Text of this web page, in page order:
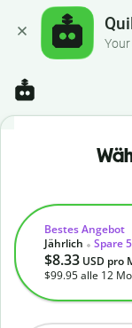
Bestes Angebot
Jährlich
Spare
$8.33 USD pro
$99.95alle 12